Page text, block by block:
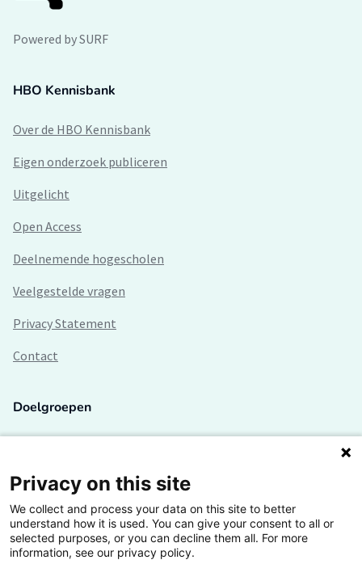
Powered by SURF
HBO Kennisbank
Over de HBO Kennisbank
Eigen onderzoek publiceren
Uitgelicht
Open Access
Deelnemende hogescholen
Veelgestelde vragen
Privacy Statement
Contact
Doelgroepen
Lectoren en onderzoekers
Bedrijven
Hogescholen
Privacy on this site
We collect and process your data on this site to better
understand how it is used. You can give your consent to all or
selected purposes, or you can decline them all. For more
information, see our privacy policy.